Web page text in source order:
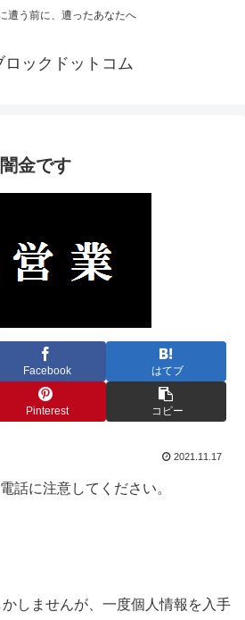
遭う前に、遭ったあなたへ
ロックドットコム
金です
Facebook はてブ
Pinterest コピー
2021.11.17
話に注意してください。
しませんが、一度個人情報を入手